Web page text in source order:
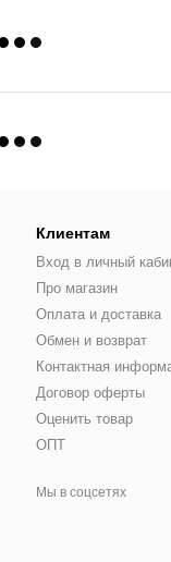
Клиентам
Вход в личный
Про магазин
Оплата и доставка
Обмен и возврат
Контактная
Договор оферты
Оценить товар
ОПТ
Мы в соцсетях